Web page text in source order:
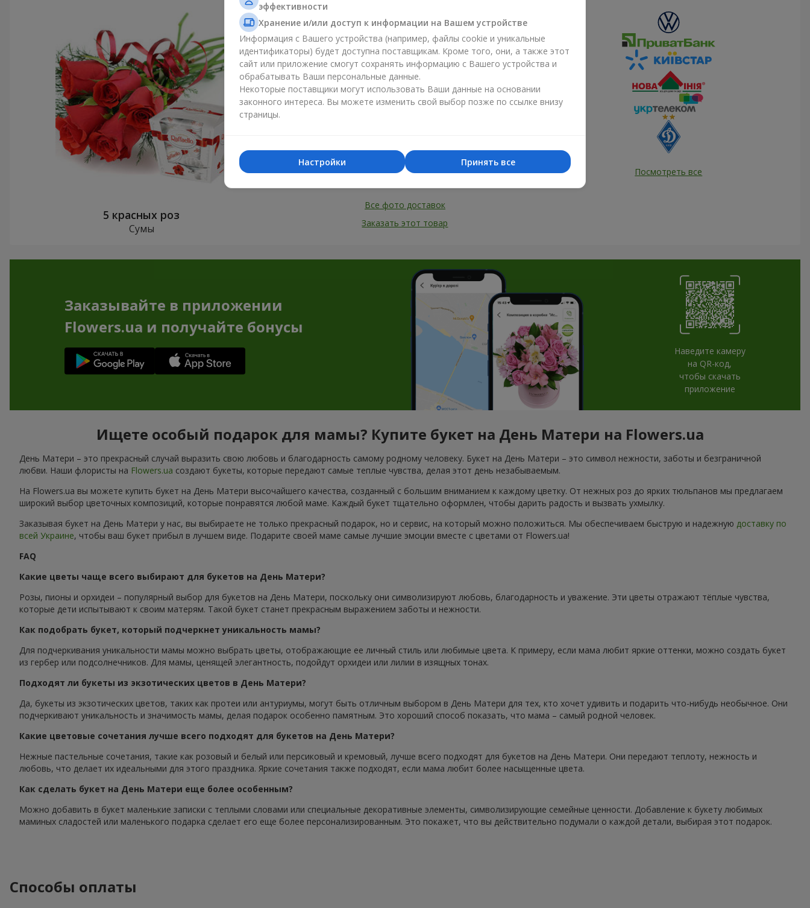
5 красных роз
Сумы
Все фото доставок
Заказать этот товар
Посмотреть все
Заказывайте в приложении
Flowers.ua и получайте бонусы
Наведите камеру
на QR-код,
чтобы скачать
приложение
Ищете особый подарок для мамы? Купите букет на День Матери на Flowers.ua
День Матери – это прекрасный случай выразить свою любовь и благодарность самому родному человеку. Букет на День Матери – это символ нежности, заботы и безграничной
любви. Наши флористы на Flowers.ua создают букеты, которые передают самые теплые чувства, делая этот день незабываемым.
На Flowers.ua вы можете купить букет на День Матери высочайшего качества, созданный с большим вниманием к каждому цветку. От нежных роз до ярких тюльпанов мы предлагаем
широкий выбор цветочных композиций, которые понравятся любой маме. Каждый букет тщательно оформлен, чтобы дарить радость и вызвать ухмылку.
Заказывая букет на День Матери у нас, вы выбираете не только прекрасный подарок, но и сервис, на который можно положиться. Мы обеспечиваем быструю и надежную доставку по
всей Украине, чтобы ваш букет прибыл в лучшем виде. Подарите своей маме самые лучшие эмоции вместе с цветами от Flowers.ua!
FAQ
Какие цветы чаще всего выбирают для букетов на День Матери?
Розы, пионы и орхидеи – популярный выбор для букетов на День Матери, поскольку они символизируют любовь, благодарность и уважение. Эти цветы отражают тёплые чувства,
которые дети испытывают к своим матерям. Такой букет станет прекрасным выражением заботы и нежности.
Как подобрать букет, который подчеркнет уникальность мамы?
Для подчеркивания уникальности мамы можно выбрать цветы, отображающие ее личный стиль или любимые цвета. К примеру, если мама любит яркие оттенки, можно создать букет
из гербер или подсолнечников. Для мамы, ценящей элегантность, подойдут орхидеи или лилии в изящных тонах.
Подходят ли букеты из экзотических цветов в День Матери?
Да, букеты из экзотических цветов, таких как протеи или антуриумы, могут быть отличным выбором в День Матери для тех, кто хочет удивить и подарить что-нибудь необычное. Они
подчеркивают уникальность и значимость мамы, делая подарок особенно памятным. Это хороший способ показать, что мама – самый родной человек.
Какие цветовые сочетания лучше всего подходят для букетов на День Матери?
Нежные пастельные сочетания, такие как розовый и белый или персиковый и кремовый, лучше всего подходят для букетов на День Матери. Они передают теплоту, нежность и
любовь, что делает их идеальными для этого праздника. Яркие сочетания также подходят, если мама любит более насыщенные цвета.
Как сделать букет на День Матери еще более особенным?
Можно добавить в букет маленькие записки с теплыми словами или специальные декоративные элементы, символизирующие семейные ценности. Добавление к букету любимых
маминых сладостей или маленького подарка сделает его еще более персонализированным. Это покажет, что вы действительно подумали о каждой детали, выбирая этот подарок.
Способы оплаты
эффективности
Хранение и/или доступ к информации на Вашем устройстве
Информация с Вашего устройства (например, файлы cookie и уникальные
идентификаторы) будет доступна поставщикам. Кроме того, они, а также этот
сайт или приложение смогут сохранять информацию с Вашего устройства и
обрабатывать Ваши персональные данные.
Некоторые поставщики могут использовать Ваши данные на основании
законного интереса. Вы можете изменить свой выбор позже по ссылке внизу
страницы.
Принять все
Настройки